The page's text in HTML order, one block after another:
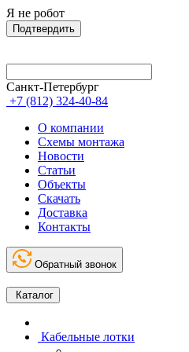
Я не робот
Подтвердить
Санкт-Петербург
+7 (812) 324-40-84
О компании
Схемы монтажа
Новости
Статьи
Объекты
Скачать
Доставка
Контакты
Обратный звонок
Каталог
Кабельные лотки